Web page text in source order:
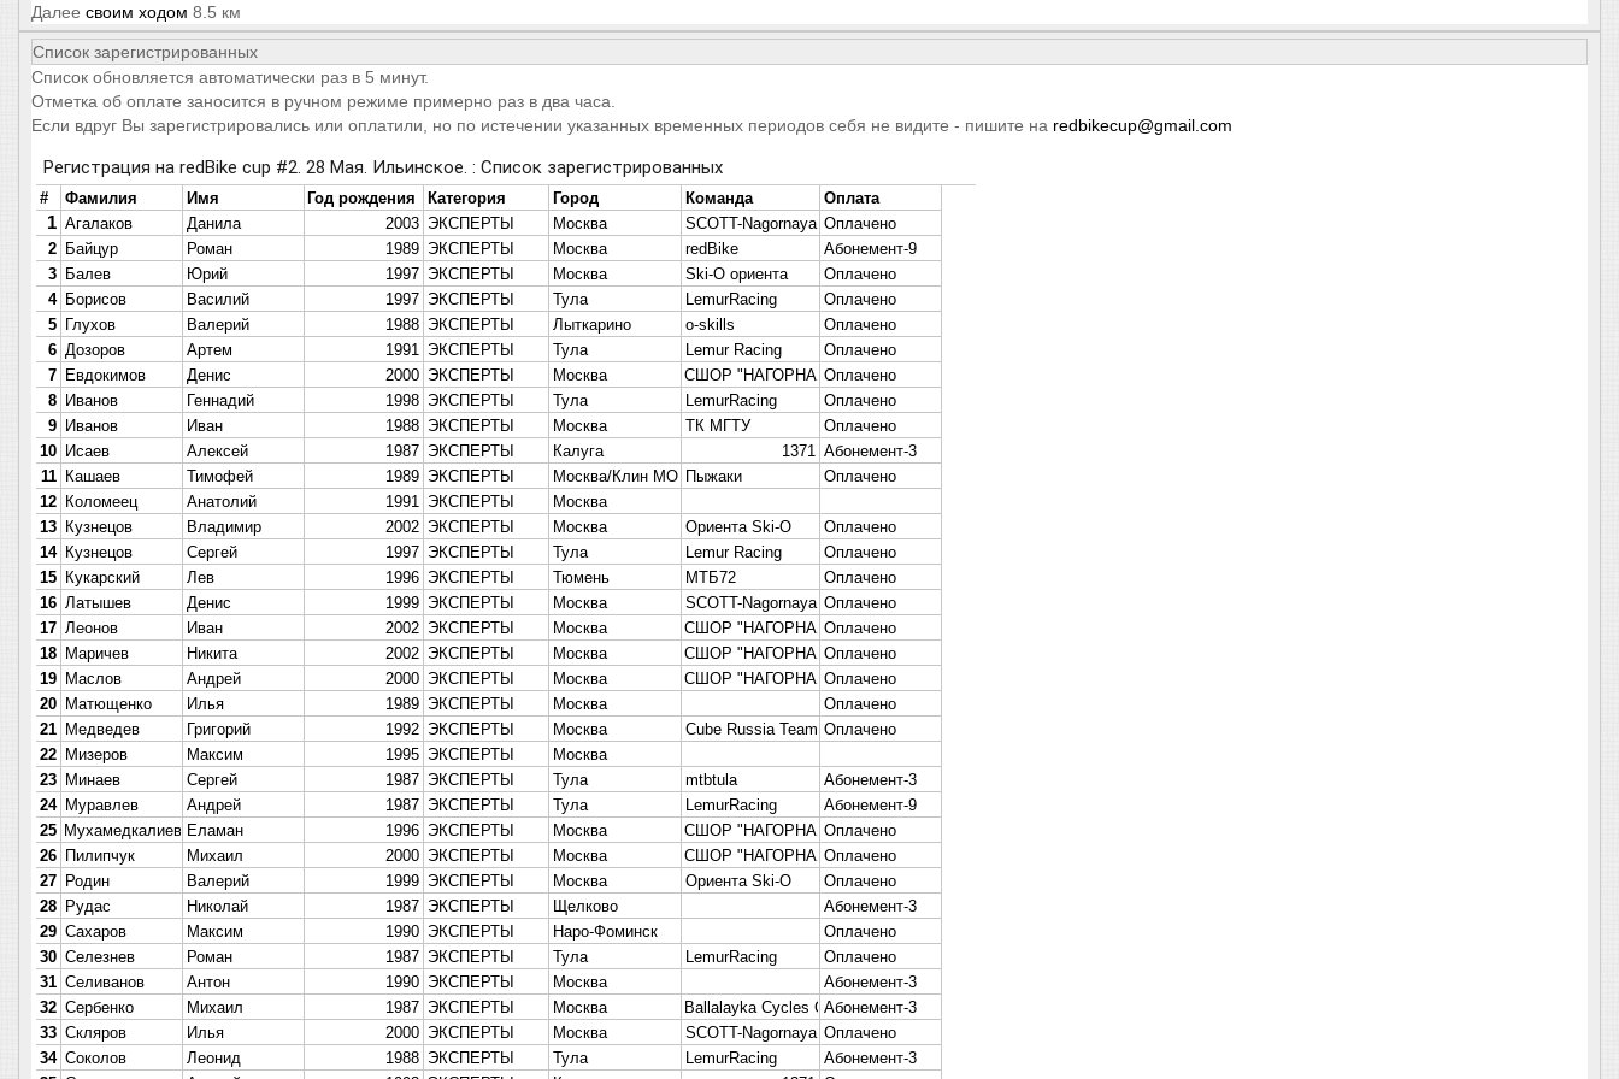
Далее своим ходом 8.5 км
Список зарегистрированных
Список обновляется автоматически раз в 5 минут.
Отметка об оплате заносится в ручном режиме примерно раз в два часа.
Если вдруг Вы зарегистрировались или оплатили, но по истечении указанных временных периодов себя не видите - пишите на redbikecup@gmail.com